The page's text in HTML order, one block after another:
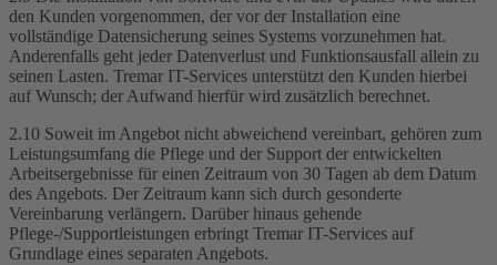
den Kunden vorgenommen, der vor der Installation eine
vollständige Datensicherung seines Systems vorzunehmen hat.
Anderenfalls geht jeder Datenverlust und Funktionsausfall allein zu
seinen Lasten. Tremar IT-Services unterstützt den Kunden hierbei
auf Wunsch; der Aufwand hierfür wird zusätzlich berechnet.
2.10 Soweit im Angebot nicht abweichend vereinbart, gehören zum
Leistungsumfang die Pflege und der Support der entwickelten
Arbeitsergebnisse für einen Zeitraum von 30 Tagen ab dem Datum
des Angebots. Der Zeitraum kann sich durch gesonderte
Vereinbarung verlängern. Darüber hinaus gehende
Pflege-/Supportleistungen erbringt Tremar IT-Services auf
Grundlage eines separaten Angebots.